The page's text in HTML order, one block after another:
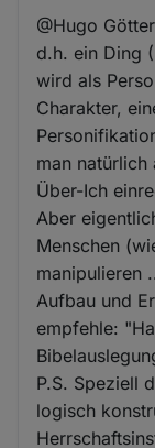
@Hugo
d.h. ein Ding
wird als
Charakter,
man natürlich
Über-Ich
Aber
Menschen
manipulieren
Aufbau und
empfehle:
P.S. Speziell
logisch